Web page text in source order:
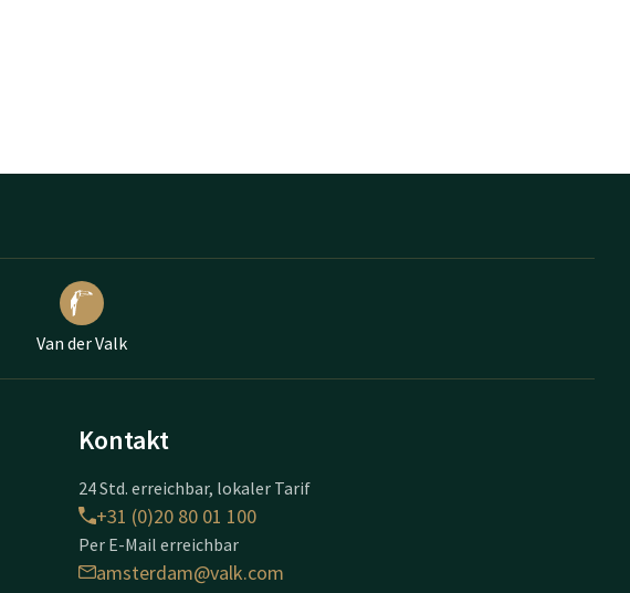
Van der Valk
Kontakt
24 Std. erreichbar, lokaler Tarif
+31 (0)20 80 01 100
Per E-Mail erreichbar
amsterdam@valk.com